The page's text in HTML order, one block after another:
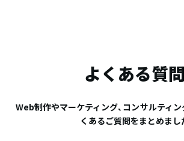
よくある質問
Web制作やマーケティング、コンサルティン
くあるご質問をまとめまし